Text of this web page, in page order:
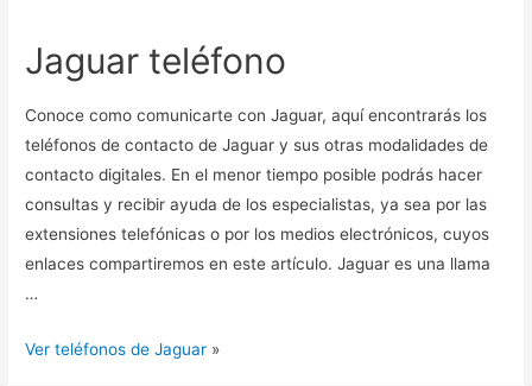
Jaguar teléfono
Conoce como comunicarte con Jaguar, aquí encontrarás los
teléfonos de contacto de Jaguar y sus otras modalidades de
contacto digitales. En el menor tiempo posible podrás hacer
consultas y recibir ayuda de los especialistas, ya sea por las
extensiones telefónicas o por los medios electrónicos, cuyos
enlaces compartiremos en este artículo. Jaguar es una llama
…
Ver teléfonos de Jaguar »